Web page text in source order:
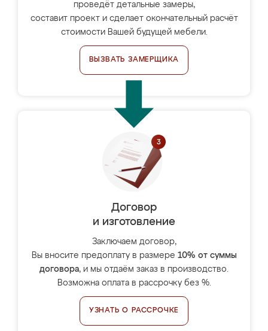
проведёт детальные замеры,
составит проект и сделает окончательный расчёт
стоимости Вашей будущей мебели.
ВЫЗВАТЬ ЗАМЕРЩИКА
Договор
и изготовление
Заключаем договор,
Вы вносите предоплату в размере 10% от суммы
договора, и мы отдаём заказ в производство.
Возможна оплата в рассрочку без %.
УЗНАТЬ О РАССРОЧКЕ